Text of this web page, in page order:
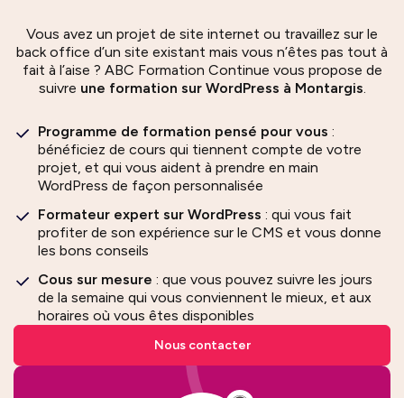
Vous avez un projet de site internet ou travaillez sur le
back office d’un site existant mais vous n’êtes pas tout à
fait à l’aise ? ABC Formation Continue vous propose de
suivre une formation sur WordPress à Montargis.
Programme de formation pensé pour vous :
bénéficiez de cours qui tiennent compte de votre
projet, et qui vous aident à prendre en main
WordPress de façon personnalisée
Formateur expert sur WordPress : qui vous fait
profiter de son expérience sur le CMS et vous donne
les bons conseils
Cous sur mesure : que vous pouvez suivre les jours
de la semaine qui vous conviennent le mieux, et aux
horaires où vous êtes disponibles
Nous contacter